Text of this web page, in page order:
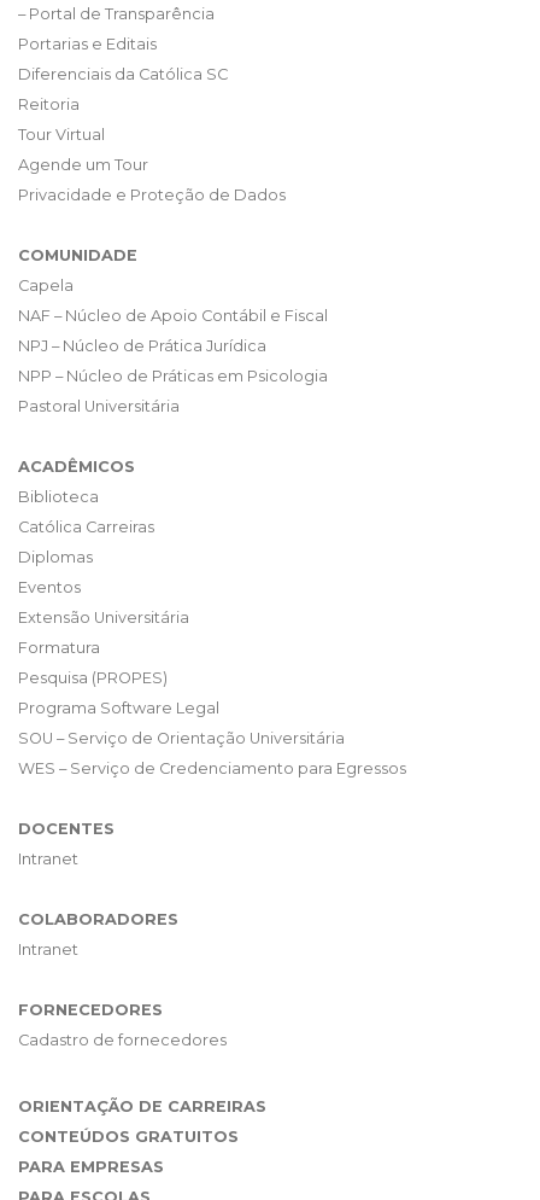
– Portal de Transparência
Portarias e Editais
Diferenciais da Católica SC
Reitoria
Tour Virtual
Agende um Tour
Privacidade e Proteção de Dados
COMUNIDADE
Capela
NAF – Núcleo de Apoio Contábil e Fiscal
NPJ – Núcleo de Prática Jurídica
NPP – Núcleo de Práticas em Psicologia
Pastoral Universitária
ACADÊMICOS
Biblioteca
Católica Carreiras
Diplomas
Eventos
Extensão Universitária
Formatura
Pesquisa (PROPES)
Programa Software Legal
SOU – Serviço de Orientação Universitária
WES – Serviço de Credenciamento para Egressos
DOCENTES
Intranet
COLABORADORES
Intranet
FORNECEDORES
Cadastro de fornecedores
ORIENTAÇÃO DE CARREIRAS
CONTEÚDOS GRATUITOS
PARA EMPRESAS